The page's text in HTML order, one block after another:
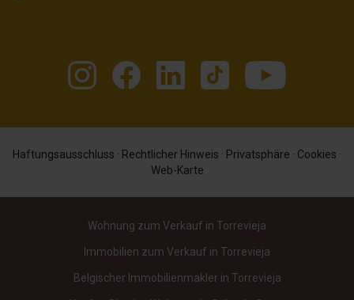
Haftungsausschluss · Rechtlicher Hinweis · Privatsphäre · Cookies ·
Web-Karte
Wohnung zum Verkauf in Torrevieja
Immobilien zum Verkauf in Torrevieja
Belgischer Immobilienmakler in Torrevieja